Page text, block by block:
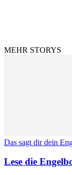
MEHR STORYS
Das sagt dir dein
Lese die